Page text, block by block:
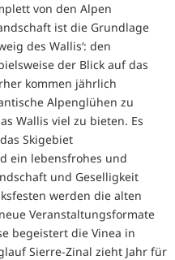
von den Alpen
ist die Grundlage
des Wallis‘: den
der Blick auf das
kommen jährlich
Alpenglühen zu
Wallis viel zu bieten. Es
Skigebiet
ein lebensfrohes und
und Geselligkeit
werden die alten
Veranstaltungsformate
begeistert die Vinea in
Sierre-Zinal zieht Jahr für